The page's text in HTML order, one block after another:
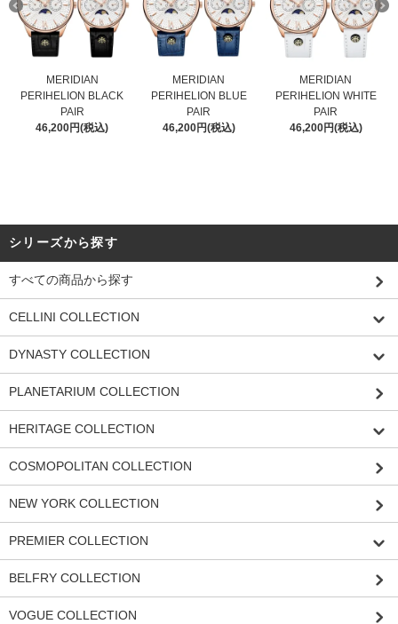
MERIDIAN
PERIHELION BLACK
PAIR
46,200円(税込)
MERIDIAN
PERIHELION BLUE
PAIR
46,200円(税込)
MERIDIAN
PERIHELION WHITE
PAIR
46,200円(税込)
シリーズから探す
すべての商品から探す
CELLINI COLLECTION
DYNASTY COLLECTION
PLANETARIUM COLLECTION
HERITAGE COLLECTION
COSMOPOLITAN COLLECTION
NEW YORK COLLECTION
PREMIER COLLECTION
BELFRY COLLECTION
VOGUE COLLECTION